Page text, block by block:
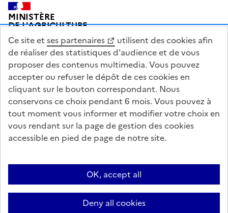
Pied de page
MINISTÈRE
DE L'AGRICULTURE
DE L'AGRO-ALIMENTAIRE
ET DE LA SOUVERAINETÉ
ALIMENTAIRE
legifrance.gouv.fr
info.gouv.fr
service-public.gouv.fr
data.gouv.fr
Questions fréquentes / Contacts
Informations publiques
Mentions légales
Archives presse English contents
Cookies
Paramètres d'affichage
Ce site et ses partenaires
utilisent des cookies afin
de réaliser des statistiques d'audience et de vous
proposer des contenus multimedia. Vous pouvez
accepter ou refuser le dépôt de ces cookies en
cliquant sur le bouton correspondant. Nous
conservons ce choix pendant 6 mois. Vous pouvez à
tout moment vous informer et modifier votre choix en
vous rendant sur la page de gestion des cookies
accessible en pied de page de notre site.
OK, accept all
Deny all cookies